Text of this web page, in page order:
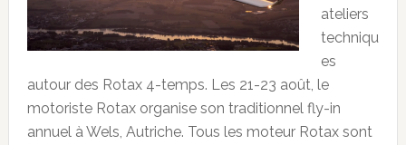
ateliers
techniqu
es
autour des Rotax 4-temps. Les 21-23 août, le
motoriste Rotax organise son traditionnel fly-in
annuel à Wels, Autriche. Tous les moteur Rotax sont